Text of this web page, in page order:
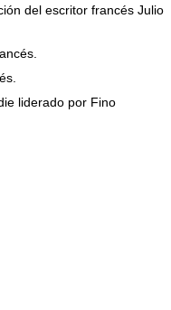
del escritor francés Julio
liderado por Fino